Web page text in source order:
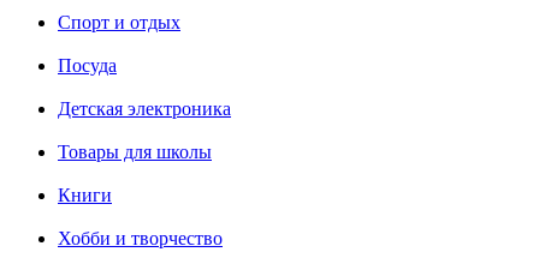
Спорт и отдых
Посуда
Детская электроника
Товары для школы
Книги
Хобби и творчество